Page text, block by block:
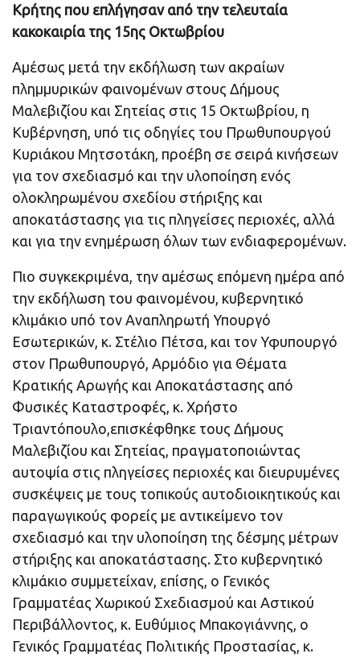
Κρήτης που επλήγησαν από την τελευταία
κακοκαιρία της 15ης Οκτωβρίου
Αμέσως μετά την εκδήλωση των ακραίων
πλημμυρικών φαινομένων στους Δήμους
Μαλεβιζίου και Σητείας στις 15 Οκτωβρίου, η
Κυβέρνηση, υπό τις οδηγίες του Πρωθυπουργού
Κυριάκου Μητσοτάκη, προέβη σε σειρά κινήσεων
για τον σχεδιασμό και την υλοποίηση ενός
ολοκληρωμένου σχεδίου στήριξης και
αποκατάστασης για τις πληγείσες περιοχές, αλλά
και για την ενημέρωση όλων των ενδιαφερομένων.
Πιο συγκεκριμένα, την αμέσως επόμενη ημέρα από
την εκδήλωση του φαινομένου, κυβερνητικό
κλιμάκιο υπό τον Αναπληρωτή Υπουργό
Εσωτερικών, κ. Στέλιο Πέτσα, και τον Υφυπουργό
στον Πρωθυπουργό, Αρμόδιο για Θέματα
Κρατικής Αρωγής και Αποκατάστασης από
Φυσικές Καταστροφές, κ. Χρήστο
Τριαντόπουλο,επισκέφθηκε τους Δήμους
Μαλεβιζίου και Σητείας, πραγματοποιώντας
αυτοψία στις πληγείσες περιοχές και διευρυμένες
συσκέψεις με τους τοπικούς αυτοδιοικητικούς και
παραγωγικούς φορείς με αντικείμενο τον
σχεδιασμό και την υλοποίηση της δέσμης μέτρων
στήριξης και αποκατάστασης. Στο κυβερνητικό
κλιμάκιο συμμετείχαν, επίσης, ο Γενικός
Γραμματέας Χωρικού Σχεδιασμού και Αστικού
Περιβάλλοντος, κ. Ευθύμιος Μπακογιάννης, ο
Γενικός Γραμματέας Πολιτικής Προστασίας, κ.